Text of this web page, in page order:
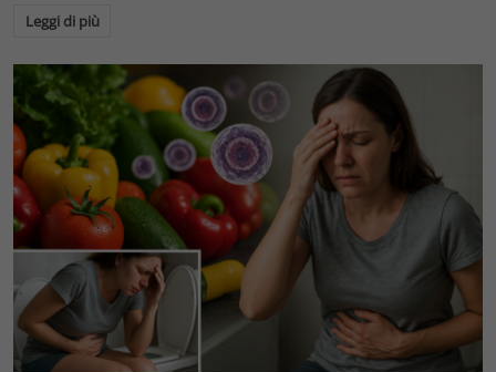
Leggi di più